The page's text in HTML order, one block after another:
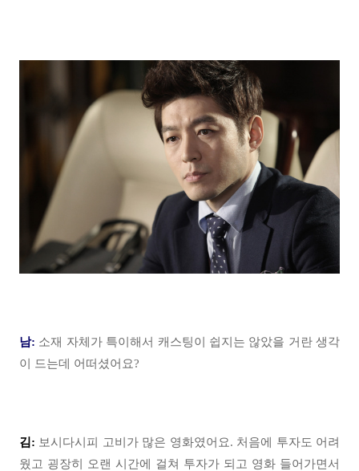
남: 소재 자체가 특이해서 캐스팅이 쉽지는 않았을 거란 생각
이 드는데 어떠셨어요?
김: 보시다시피 고비가 많은 영화였어요. 처음에 투자도 어려
웠고 굉장히 오랜 시간에 걸쳐 투자가 되고 영화 들어가면서